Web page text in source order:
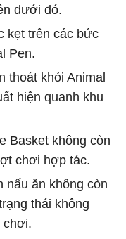
dưới đó.
kẹt trên các bức
Pen.
thoát khỏi Animal
hiện quanh khu
Basket không còn
chơi hợp tác.
nấu ăn không còn
thái không
chơi.